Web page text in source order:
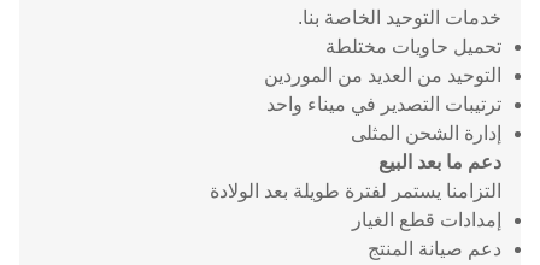
خدمات التوحيد الخاصة بنا.
تحميل حاويات مختلطة
التوحيد من العديد من الموردين
ترتيبات التصدير في ميناء واحد
إدارة الشحن المثلى
دعم ما بعد البيع
التزامنا يستمر لفترة طويلة بعد الولادة
إمدادات قطع الغيار
دعم صيانة المنتج